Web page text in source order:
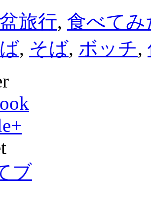
旅行, 食べてみ
, そば, ボッチ,
ブ